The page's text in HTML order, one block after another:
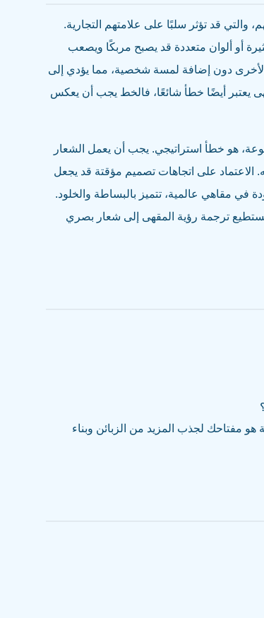
والتي قد تؤثر سلبًا على علامتهم التجارية.
أو ألوان متعددة قد يصبح مربكًا ويصعب
دون إضافة لمسة شخصية، مما يؤدي إلى
يعتبر أيضًا خطأ شائعًا، فالخط يجب أن يعكس
هو خطأ استراتيجي. يجب أن يعمل الشعار
الاعتماد على اتجاهات تصميم مؤقتة قد يجعل
في مقاهي عالمية، تتميز بالبساطة والخلود.
ترجمة رؤية المقهى إلى شعار بصري
مفتاحك لجذب المزيد من الزبائن وبناء